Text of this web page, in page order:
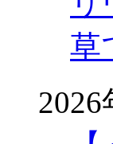
草
2026